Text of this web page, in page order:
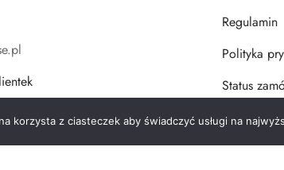
Regulamin
Polityka
Status
korzysta z ciasteczek aby świadczyć usługi na